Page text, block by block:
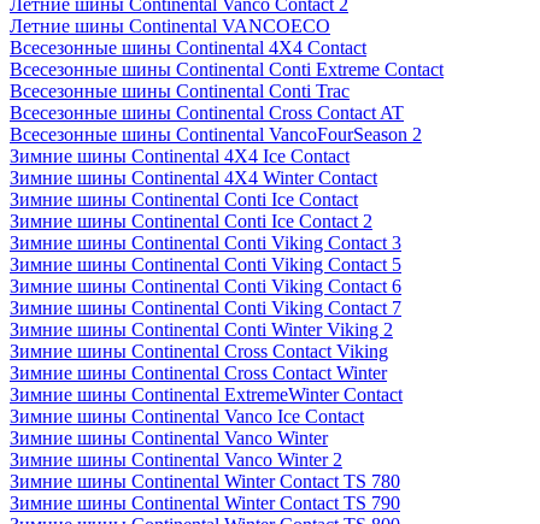
Летние шины Continental Vanco Contact 2
Летние шины Continental VANCOECO
Всесезонные шины Continental 4X4 Contact
Всесезонные шины Continental Conti Extreme Contact
Всесезонные шины Continental Conti Trac
Всесезонные шины Continental Cross Contact AT
Всесезонные шины Continental VancoFourSeason 2
Зимние шины Continental 4X4 Ice Contact
Зимние шины Continental 4X4 Winter Contact
Зимние шины Continental Conti Ice Contact
Зимние шины Continental Conti Ice Contact 2
Зимние шины Continental Conti Viking Contact 3
Зимние шины Continental Conti Viking Contact 5
Зимние шины Continental Conti Viking Contact 6
Зимние шины Continental Conti Viking Contact 7
Зимние шины Continental Conti Winter Viking 2
Зимние шины Continental Cross Contact Viking
Зимние шины Continental Cross Contact Winter
Зимние шины Continental ExtremeWinter Contact
Зимние шины Continental Vanco Ice Contact
Зимние шины Continental Vanco Winter
Зимние шины Continental Vanco Winter 2
Зимние шины Continental Winter Contact TS 780
Зимние шины Continental Winter Contact TS 790